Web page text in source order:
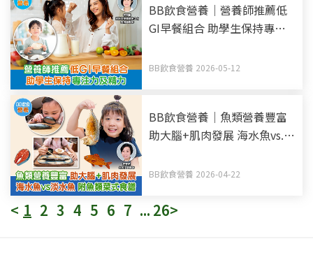
BB飲食營養｜營養師推薦低
GI早餐組合 助學生保持專注
BB飲食營養 2026-05-12
BB飲食營養｜魚類營養豐富
助大腦+肌肉發展 海水魚vs.
BB飲食營養 2026-04-22
< 1 2 3 4 5 6 7 ... 26>